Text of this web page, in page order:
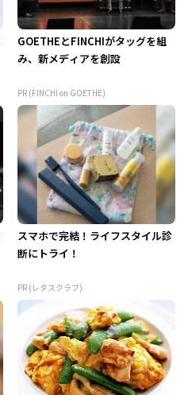
GOETHEとFINCHIがタッグを組
み、新メディアを創設
PR (FINCHI on GOETHE)
スマホで完結！ライフスタイル診
断にトライ！
PR (レタスクラブ)